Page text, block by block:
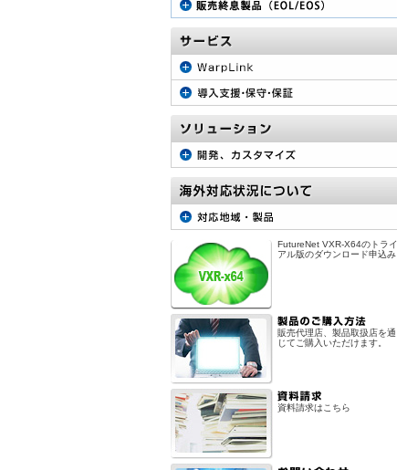
FutureNet VXR-X64のトライ
アル版のダウンロード申込み
販売代理店、製品取扱店を通
じてご購入いただけます。
資料請求はこちら